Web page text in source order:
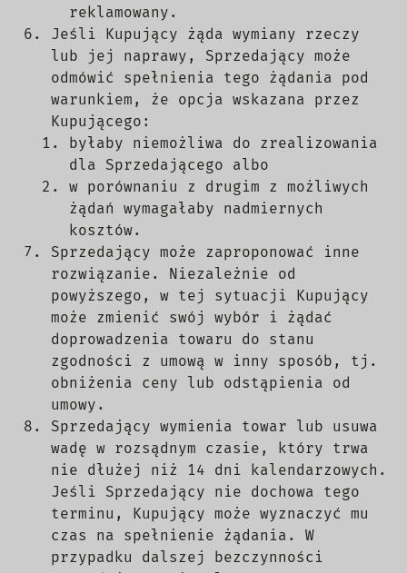
reklamowany.
Jeśli Kupujący żąda wymiany rzeczy
lub jej naprawy, Sprzedający może
odmówić spełnienia tego żądania pod
warunkiem, że opcja wskazana przez
Kupującego:
byłaby niemożliwa do zrealizowania
dla Sprzedającego albo
w porównaniu z drugim z możliwych
żądań wymagałaby nadmiernych
kosztów.
Sprzedający może zaproponować inne
rozwiązanie. Niezależnie od
powyższego, w tej sytuacji Kupujący
może zmienić swój wybór i żądać
doprowadzenia towaru do stanu
zgodności z umową w inny sposób, tj.
obniżenia ceny lub odstąpienia od
umowy.
Sprzedający wymienia towar lub usuwa
wadę w rozsądnym czasie, który trwa
nie dłużej niż 14 dni kalendarzowych.
Jeśli Sprzedający nie dochowa tego
terminu, Kupujący może wyznaczyć mu
czas na spełnienie żądania. W
przypadku dalszej bezczynności